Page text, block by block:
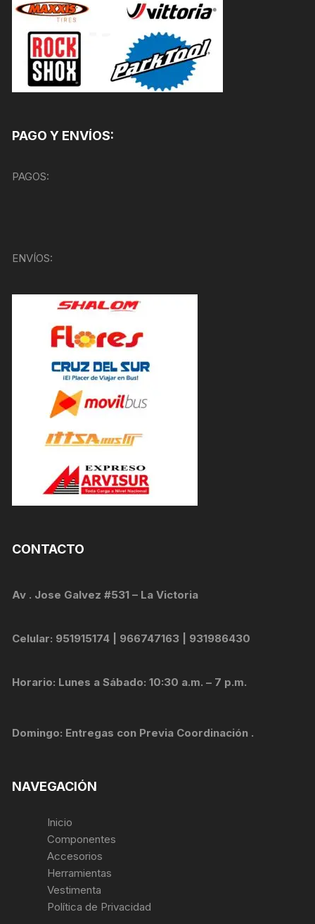
PAGO Y ENVÍOS:
PAGOS:
ENVÍOS:
CONTACTO
Av . Jose Galvez #531 – La Victoria
Celular: 951915174 | 966747163 | 931986430
Horario: Lunes a Sábado: 10:30 a.m. – 7 p.m.
Domingo: Entregas con Previa Coordinación .
NAVEGACIÓN
Inicio
Componentes
Accesorios
Herramientas
Vestimenta
Política de Privacidad